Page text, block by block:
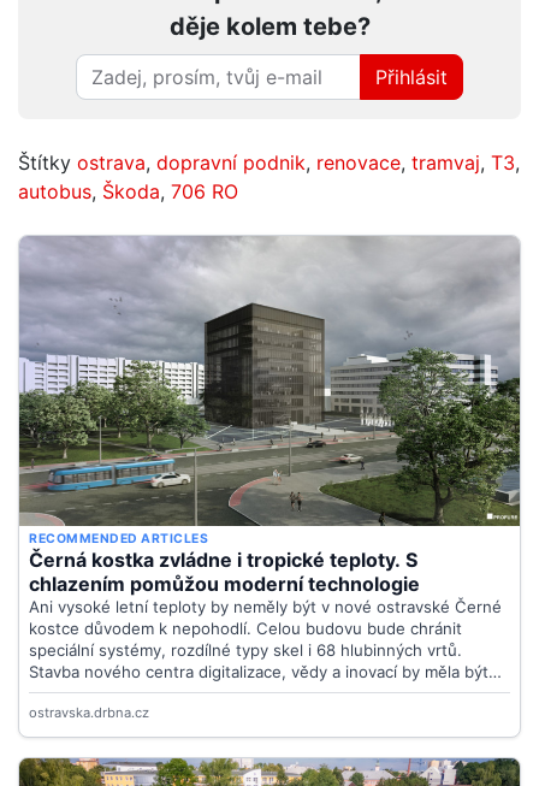
děje kolem tebe?
Přihlásit
Štítky ostrava, dopravní podnik, renovace, tramvaj, T3,
autobus, Škoda, 706 RO